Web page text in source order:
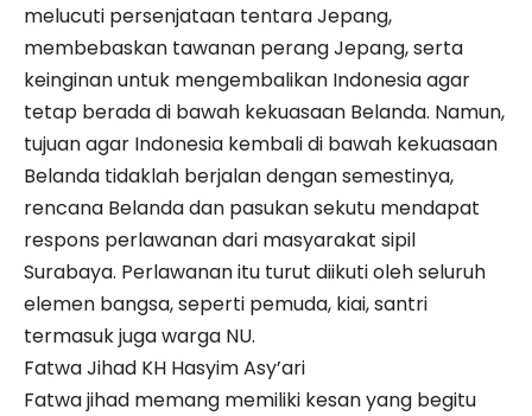
melucuti persenjataan tentara Jepang,
membebaskan tawanan perang Jepang, serta
keinginan untuk mengembalikan Indonesia agar
tetap berada di bawah kekuasaan Belanda. Namun,
tujuan agar Indonesia kembali di bawah kekuasaan
Belanda tidaklah berjalan dengan semestinya,
rencana Belanda dan pasukan sekutu mendapat
respons perlawanan dari masyarakat sipil
Surabaya. Perlawanan itu turut diikuti oleh seluruh
elemen bangsa, seperti pemuda, kiai, santri
termasuk juga warga NU.
Fatwa Jihad KH Hasyim Asy’ari
Fatwa jihad memang memiliki kesan yang begitu